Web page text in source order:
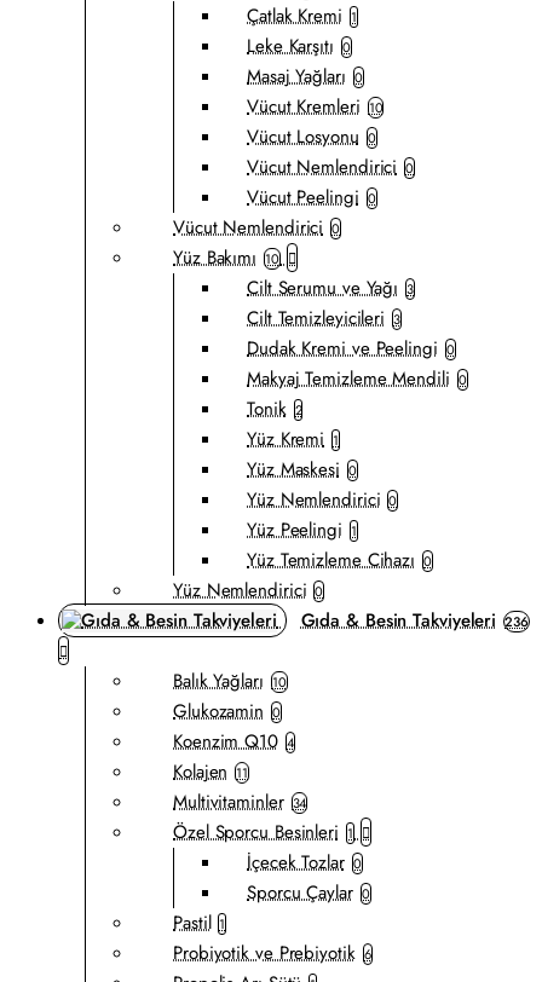
Çatlak Kremi 1
Leke Karşıtı 0
Masaj Yağları 0
Vücut Kremleri 10
Vücut Losyonu 0
Vücut Nemlendirici 0
Vücut Peelingi 0
Vücut Nemlendirici 0
Yüz Bakımı 10
Cilt Serumu ve Yağı 3
Cilt Temizleyicileri 3
Dudak Kremi ve Peelingi 0
Makyaj Temizleme Mendili 0
Tonik 2
Yüz Kremi 1
Yüz Maskesi 0
Yüz Nemlendirici 0
Yüz Peelingi 1
Yüz Temizleme Cihazı 0
Yüz Nemlendirici 0
Gıda & Besin Takviyeleri 236
Balık Yağları 10
Glukozamin 0
Koenzim Q10 4
Kolajen 11
Multivitaminler 34
Özel Sporcu Besinleri 1
İçecek Tozlar 0
Sporcu Çaylar 0
Pastil 1
Probiyotik ve Prebiyotik 6